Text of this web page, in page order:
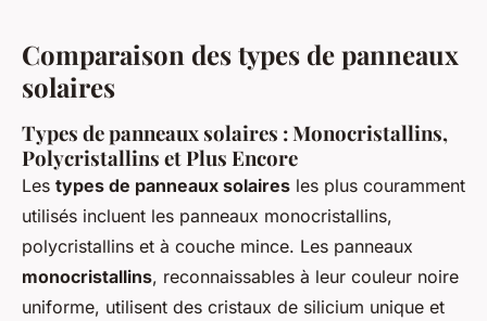
Comparaison des types de panneaux
solaires
Types de panneaux solaires : Monocristallins,
Polycristallins et Plus Encore
Les types de panneaux solaires les plus couramment
utilisés incluent les panneaux monocristallins,
polycristallins et à couche mince. Les panneaux
monocristallins, reconnaissables à leur couleur noire
uniforme, utilisent des cristaux de silicium unique et